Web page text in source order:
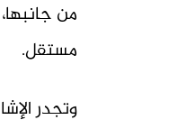
مستقل.
وتجدر